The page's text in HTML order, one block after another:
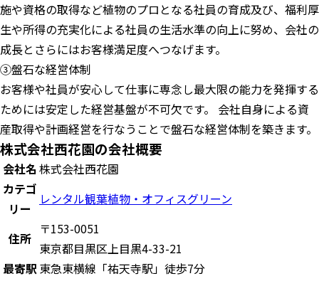
施や資格の取得など植物のプロとなる社員の育成及び、福利厚
生や所得の充実化による社員の生活水準の向上に努め、会社の
成長とさらにはお客様満足度へつなげます。
③盤石な経営体制
お客様や社員が安心して仕事に専念し最大限の能力を発揮する
ためには安定した経営基盤が不可欠です。 会社自身による資
産取得や計画経営を行なうことで盤石な経営体制を築きます。
株式会社西花園の会社概要
会社名株式会社西花園
カテゴ
リー
レンタル観葉植物・オフィスグリーン
住所
〒153-0051
東京都目黒区上目黒4-33-21
最寄駅東急東横線「祐天寺駅」徒歩7分